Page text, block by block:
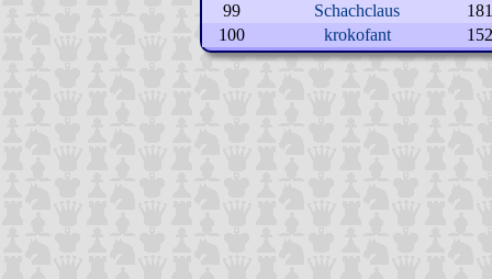
99
Schachclaus
100
krokofant